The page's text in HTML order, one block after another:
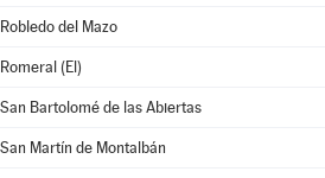
Robledo del Mazo
Romeral (El)
San Bartolomé de las Abiertas
San Martín de Montalbán